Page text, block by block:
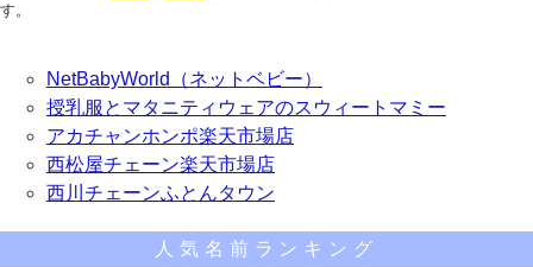
す。
NetBabyWorld（ネットベビー）
授乳服とマタニティウェアのスウィートマミー
アカチャンホンポ楽天市場店
西松屋チェーン楽天市場店
西川チェーンふとんタウン
人気名前ランキング